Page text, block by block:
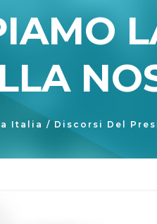
Italia / Discorsi Del